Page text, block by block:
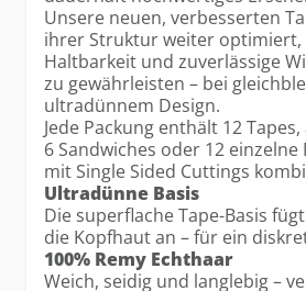
Unsere neuen, verbesserten
ihrer Struktur weiter optimiert,
Haltbarkeit und zuverlässige
zu gewährleisten – bei
ultradünnem Design.
Jede Packung enthält 12
6 Sandwiches oder 12 einzelne
mit Single Sided Cuttings
Ultradünne Basis
Die superflache Tape-Basis
die Kopfhaut an – für ein
100% Remy Echthaar
Weich, seidig und langlebig –